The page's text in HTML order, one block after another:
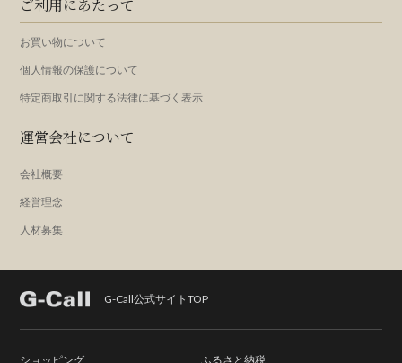
ご利用にあたって
お買い物について
個人情報の保護について
特定商取引に関する法律に基づく表示
運営会社について
会社概要
経営理念
人材募集
G-Call公式サイトTOP
ショッピング ふるさと納税